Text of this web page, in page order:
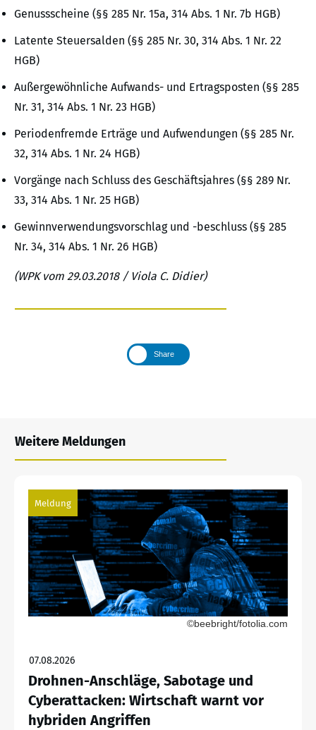
Genussscheine (§§ 285 Nr. 15a, 314 Abs. 1 Nr. 7b HGB)
Latente Steuersalden (§§ 285 Nr. 30, 314 Abs. 1 Nr. 22
HGB)
Außergewöhnliche Aufwands- und Ertragsposten (§§ 285
Nr. 31, 314 Abs. 1 Nr. 23 HGB)
Periodenfremde Erträge und Aufwendungen (§§ 285 Nr.
32, 314 Abs. 1 Nr. 24 HGB)
Vorgänge nach Schluss des Geschäftsjahres (§§ 289 Nr.
33, 314 Abs. 1 Nr. 25 HGB)
Gewinnverwendungsvorschlag und -beschluss (§§ 285
Nr. 34, 314 Abs. 1 Nr. 26 HGB)
(WPK vom 29.03.2018 / Viola C. Didier)
Share
Weitere Meldungen
Meldung
©beebright/fotolia.com
07.08.2026
Drohnen-Anschläge, Sabotage und
Cyberattacken: Wirtschaft warnt vor
hybriden Angriffen